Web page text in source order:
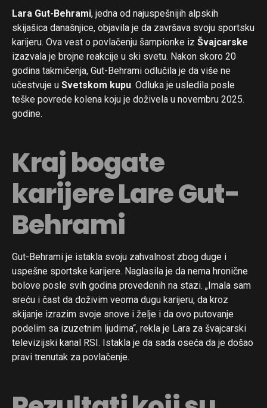
Lara Gut-Behrami, jedna od najuspešnijih alpskih
skijašica današnjice, objavila je da završava svoju sportsku
karijeru. Ova vest o povlačenju šampionke iz Švajcarske
izazvala je brojne reakcije u ski svetu. Nakon skoro 20
godina takmičenja, Gut-Behrami odlučila je da više ne
učestvuje u Svetskom kupu. Odluka je usledila posle
teške povrede kolena koju je doživela u novembru 2025.
godine.
Kraj bogate
karijere Lare Gut-
Behrami
Gut-Behrami je istakla svoju zahvalnost zbog duge i
uspešne sportske karijere. Naglasila je da nema hronične
bolove posle svih godina provedenih na stazi. „Imala sam
sreću i čast da doživim veoma dugu karijeru, da kroz
skijanje izrazim svoje snove i želje i da ovo putovanje
podelim sa izuzetnim ljudima“, rekla je Lara za švajcarski
televizijski kanal RSI. Istakla je da sada oseća da je došao
pravi trenutak za povlačenje.